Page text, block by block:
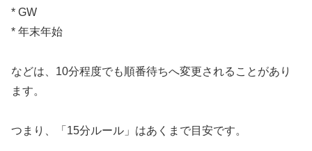
* GW
* 年末年始
などは、10分程度でも順番待ちへ変更されることがあり
ます。
つまり、「15分ルール」はあくまで目安です。